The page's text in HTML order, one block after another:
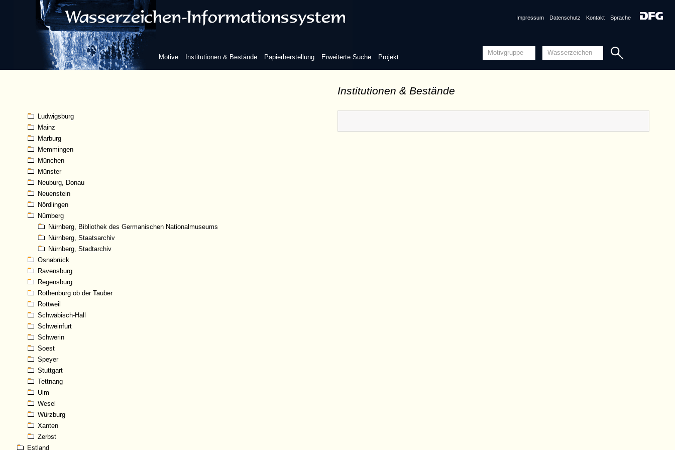
Motive Institutionen & Bestände Papierherstellung Erweiterte Suche Projekt
Impressum Datenschutz Kontakt Sprache
Institutionen & Bestände
Heilbronn
Karlsruhe
Kassel
Kempten (Allgäu)
Kleve
Koblenz
Köln
Ludwigsburg
Mainz
Marburg
Memmingen
München
Münster
Neuburg, Donau
Neuenstein
Nördlingen
Nürnberg
Nürnberg, Bibliothek des Germanischen Nationalmuseums
Nürnberg, Staatsarchiv
Nürnberg, Stadtarchiv
Osnabrück
Ravensburg
Regensburg
Rothenburg ob der Tauber
Rottweil
Schwäbisch-Hall
Schweinfurt
Schwerin
Soest
Speyer
Stuttgart
Tettnang
Ulm
Wesel
Würzburg
Xanten
Zerbst
Estland